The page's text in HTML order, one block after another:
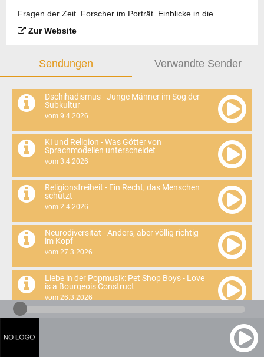
Fragen der Zeit. Forscher im Porträt. Einblicke in die
Wissenschaft. Im Podcast zur Sendung "Hörsaal" auf DRadio
Zur Website
Sendungen Verwandte Sender
Dschihadismus - Junge Männer im Sog der
Subkultur
vom 9.4.2026
KI und Religion - Was Götter von
Sprachmodellen unterscheidet
vom 3.4.2026
Religionsfreiheit - Ein Recht, das Menschen
schützt
vom 2.4.2026
Neurodiversität - Anders, aber völlig richtig
im Kopf
vom 27.3.2026
Liebe in der Popmusik: Pet Shop Boys - Love
is a Bourgeois Construct
vom 26.3.2026